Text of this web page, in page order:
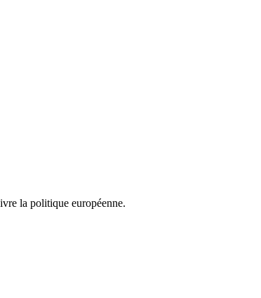
la politique européenne.